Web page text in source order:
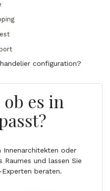
configuration?
es in
Innenarchitekten oder
Raumes und lassen Sie
beraten.